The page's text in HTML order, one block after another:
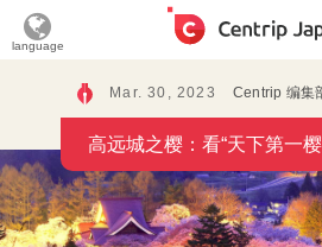
language
Mar. 30, 2023 Centrip 编集
高远城之樱：看“天下第一